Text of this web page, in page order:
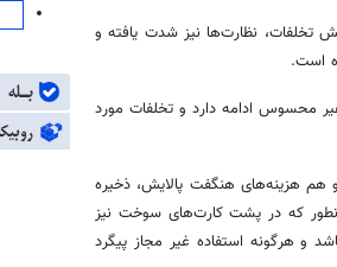
تخلفات، نظارت‌ها نیز شدت یافته و
محسوس ادامه دارد و تخلفات مورد
هم هزینه‌های هنگفت پالایش، ذخیره
که در پشت کارت‌های سوخت نیز
هرگونه استفاده غیر مجاز پیگرد